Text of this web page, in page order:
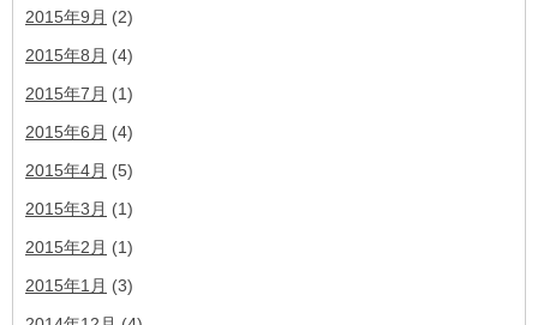
2015年9月 (2)
2015年8月 (4)
2015年7月 (1)
2015年6月 (4)
2015年4月 (5)
2015年3月 (1)
2015年2月 (1)
2015年1月 (3)